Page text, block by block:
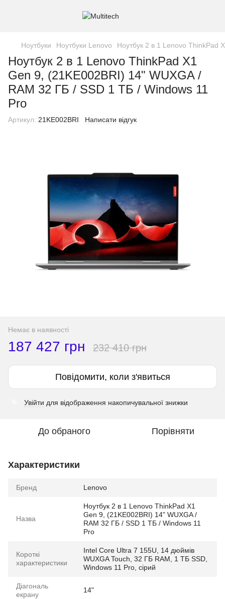
Ноутбуки Ноутбуки Lenovo Ноутбук 2 в 1 Lenovo ThinkPad
Ноутбук 2 в 1 Lenovo ThinkPad X1
Gen 9, (21KE002BRI) 14" WUXGA /
RAM 32 ГБ / SSD 1 ТБ / Windows 11
Pro
Артикул: 21KE002BRI Написати відгук
Немає в наявності
187 427 грн 232 410 грн
Повідомити, коли з'явиться
Увійти для відображення накопичувальної знижки
До обраного Порівняти
Характеристики
Бренд Lenovo
Назва
Ноутбук 2 в 1 Lenovo ThinkPad X1
Gen 9, (21KE002BRI) 14" WUXGA /
RAM 32 ГБ / SSD 1 ТБ / Windows 11
Pro
Короткі
характеристики
Intel Core Ultra 7 155U, 14 дюймів
WUXGA Touch, 32 ГБ RAM, 1 ТБ SSD,
Windows 11 Pro, сірий
Діагональ
екрану
14"